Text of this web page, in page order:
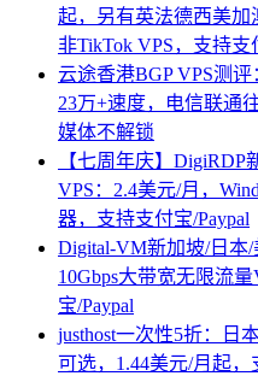
起，另有英法德西美加
非TikTok VPS，支持支
云途香港BGP VPS测
23万+速度，电信联通
媒体不解锁
【七周年庆】
VPS：2.4美元/月，
器，支持支付宝/Paypal
Digital-VM新加坡/日本
10Gbps大带宽无限流
宝/Paypal
justhost一次性5折：日
可选，1.44美元/月起，